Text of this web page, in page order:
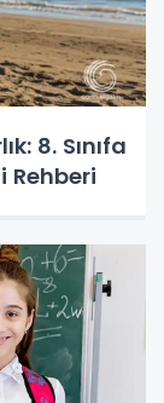
8. Sınıfa
Rehberi